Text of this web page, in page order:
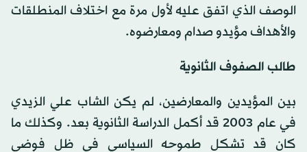
الوصف الذي اتفق عليه لأول مرة مع اختلاف المنطلقات
والأهداف مؤيدو صدام ومعارضوه.
طالب الصفوف الثانوية
بين المؤيدين والمعارضين، لم يكن الشاب علي الزيدي
في عام 2003 قد أكمل الدراسة الثانوية بعد. وكذلك ما
كان قد تشكل طموحه السياسي في ظل فوضى